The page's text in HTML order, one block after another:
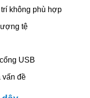
không phù hợp
tệ
USB
vấn đề